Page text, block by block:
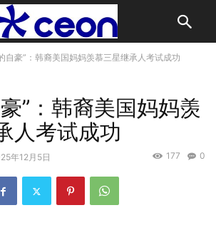
自豪”：韩裔美国妈妈羡慕三星继承人考试成功
”：韩裔美国妈妈羡
人考试成功
年12月5日 0
177